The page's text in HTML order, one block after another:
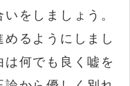
をしましょう。
るようにしまし
何でも良く嘘を